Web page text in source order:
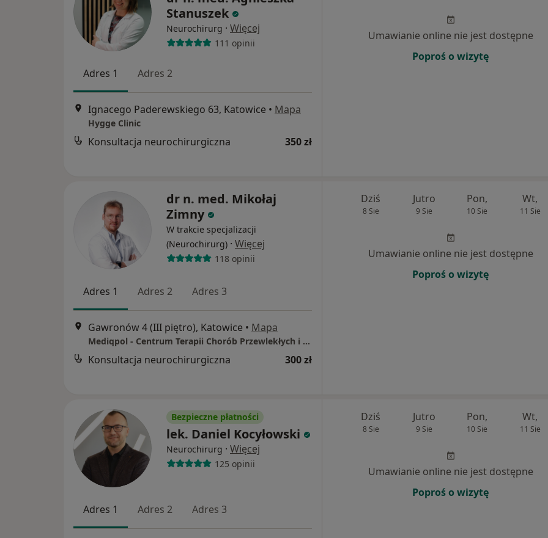
Stanuszek
Neurochirurg · Więcej
111 opinii
Adres 1 Adres 2
Ignacego Paderewskiego 63, Katowice • Mapa
Hygge Clinic
Konsultacja neurochirurgiczna 350 zł
Umawianie online nie jest dostępne
Poproś o wizytę
dr n. med. Mikołaj
Zimny
W trakcie specjalizacji
(Neurochirurg) · Więcej
118 opinii
Adres 1 Adres 2 Adres 3
Gawronów 4 (III piętro), Katowice • Mapa
Mediqpol - Centrum Terapii Chorób Przewlekłych i Chirurgii Wielospecjalistycznej
Konsultacja neurochirurgiczna 300 zł
Dziś
8 Sie
Jutro
9 Sie
Pon,
10 Sie
Wt,
11 Sie
Umawianie online nie jest dostępne
Poproś o wizytę
Bezpieczne płatności
lek. Daniel Kocyłowski
Neurochirurg · Więcej
125 opinii
Adres 1 Adres 2 Adres 3
Dziś
8 Sie
Jutro
9 Sie
Pon,
10 Sie
Wt,
11 Sie
Umawianie online nie jest dostępne
Poproś o wizytę